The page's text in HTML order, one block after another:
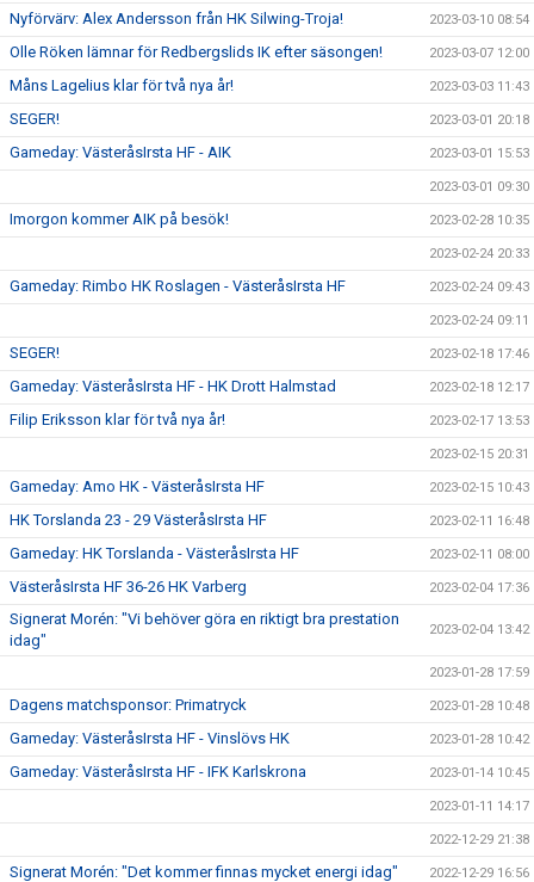
Nyförvärv: Alex Andersson från HK Silwing-Troja! 2023-03-10 08:54
Olle Röken lämnar för Redbergslids IK efter säsongen! 2023-03-07 12:00
Måns Lagelius klar för två nya år! 2023-03-03 11:43
SEGER! 2023-03-01 20:18
Gameday: VästeråsIrsta HF - AIK 2023-03-01 15:53
2023-03-01 09:30
Imorgon kommer AIK på besök! 2023-02-28 10:35
2023-02-24 20:33
Gameday: Rimbo HK Roslagen - VästeråsIrsta HF 2023-02-24 09:43
2023-02-24 09:11
SEGER! 2023-02-18 17:46
Gameday: VästeråsIrsta HF - HK Drott Halmstad 2023-02-18 12:17
Filip Eriksson klar för två nya år! 2023-02-17 13:53
2023-02-15 20:31
Gameday: Amo HK - VästeråsIrsta HF 2023-02-15 10:43
HK Torslanda 23 - 29 VästeråsIrsta HF 2023-02-11 16:48
Gameday: HK Torslanda - VästeråsIrsta HF 2023-02-11 08:00
VästeråsIrsta HF 36-26 HK Varberg 2023-02-04 17:36
Signerat Morén: "Vi behöver göra en riktigt bra prestation
idag"
2023-02-04 13:42
2023-01-28 17:59
Dagens matchsponsor: Primatryck 2023-01-28 10:48
Gameday: VästeråsIrsta HF - Vinslövs HK 2023-01-28 10:42
Gameday: VästeråsIrsta HF - IFK Karlskrona 2023-01-14 10:45
2023-01-11 14:17
2022-12-29 21:38
Signerat Morén: "Det kommer finnas mycket energi idag" 2022-12-29 16:56